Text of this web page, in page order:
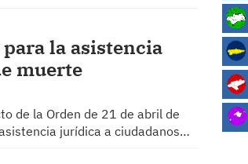
la asistencia
muerte
de la Orden de 21 de abril de
jurídica a ciudadanos…